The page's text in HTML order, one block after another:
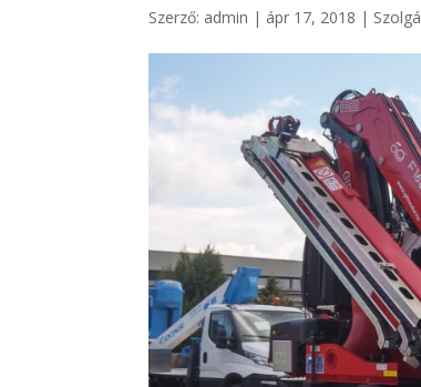
Szerző: admin | ápr 17, 2018 |